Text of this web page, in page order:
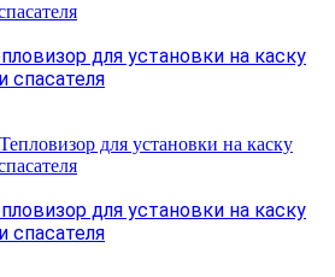
для установки на каску
спасателя
для установки на каску
спасателя